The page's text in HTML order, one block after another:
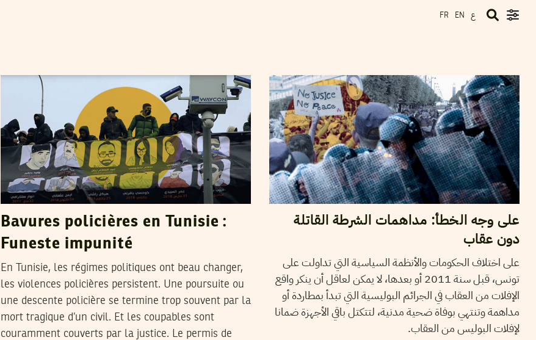
FR EN ع
Bavures policières en Tunisie :
Funeste impunité
En Tunisie, les régimes politiques ont beau changer,
les violences policières persistent. Une poursuite ou
une descente policière se termine trop souvent par la
mort tragique d’un civil. Et les coupables sont
couramment couverts par la justice. Le permis de
على وجه الخطأ: مداهمات الشرطة القاتلة
دون عقاب
على اختلاف الحكومات والأنظمة السياسية التي تداولت على
تونس، قبل سنة 2011 أو بعدها، لا يمكن لعاقل أن ينكر واقع
الإفلات من العقاب في الجرائم البوليسية التي تبدأ بمطاردة أو
مداهمة وتنتهي بوفاة ضحية مدنية، لتتكتل باقي الأجهزة ضمانا
لإفلات البوليس من العقاب.